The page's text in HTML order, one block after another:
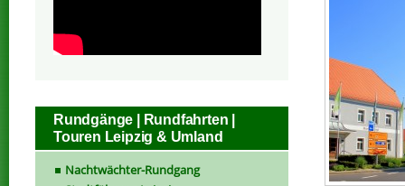
Rundgänge | Rundfahrten |
Touren Leipzig & Umland
Nachtwächter-Rundgang